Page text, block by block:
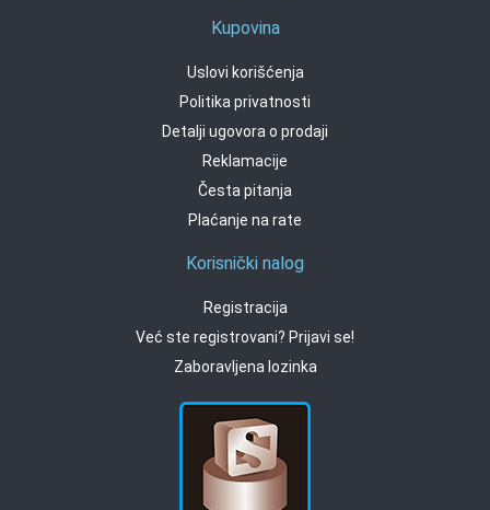
Kupovina
Uslovi korišćenja
Politika privatnosti
Detalji ugovora o prodaji
Reklamacije
Česta pitanja
Plaćanje na rate
Korisnički nalog
Registracija
Već ste registrovani? Prijavi se!
Zaboravljena lozinka